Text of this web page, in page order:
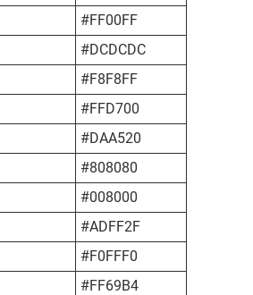
#FF00FF
#DCDCDC
#F8F8FF
#FFD700
#DAA520
#808080
#008000
#ADFF2F
#F0FFF0
#FF69B4